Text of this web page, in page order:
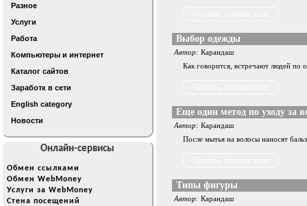
Разное
Услуги
Работа
Компьютеры и интернет
Каталог сайтов
Заработк в сети
English category
Новости
Онлайн-сервисы
Обмен ссылками
Обмен WebMoney
Услуги за WebMoney
Стена посещений
Выбор одежды
Автор: Карандаш
Как говорится, встречают людей по
Еще один метод по уходу за
Автор: Карандаш
После мытья на волосы наносят
Типы фигуры
Автор: Карандаш